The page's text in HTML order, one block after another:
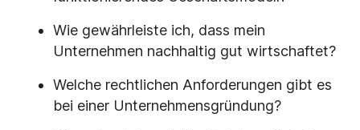
Wie gewährleiste ich, dass mein
Unternehmen nachhaltig gut wirtschaftet?
Welche rechtlichen Anforderungen gibt es
bei einer Unternehmensgründung?